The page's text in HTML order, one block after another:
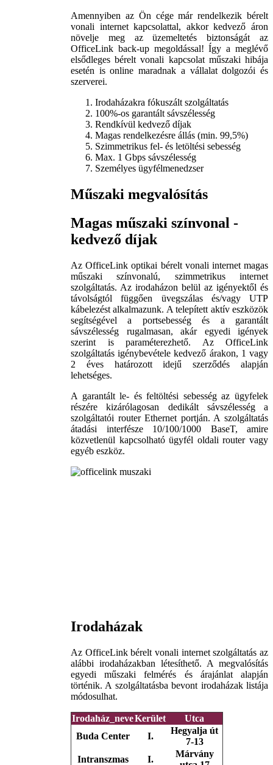
Amennyiben az Ön cége már rendelkezik bérelt
vonali internet kapcsolattal, akkor kedvező áron
növelje meg az üzemeltetés biztonságát az
OfficeLink back-up megoldással! Így a meglévő
elsődleges bérelt vonali kapcsolat műszaki hibája
esetén is online maradnak a vállalat dolgozói és
szerverei.
Irodaházakra fókuszált szolgáltatás
100%-os garantált sávszélesség
Rendkívül kedvező díjak
Magas rendelkezésre állás (min. 99,5%)
Szimmetrikus fel- és letöltési sebesség
Max. 1 Gbps sávszélesség
Személyes ügyfélmenedzser
Műszaki megvalósítás
Magas műszaki színvonal -
kedvező díjak
Az OfficeLink optikai bérelt vonali internet magas
műszaki színvonalú, szimmetrikus internet
szolgáltatás. Az irodaházon belül az igényektől és
távolságtól függően üvegszálas és/vagy UTP
kábelezést alkalmazunk. A telepített aktív eszközök
segítségével a portsebesség és a garantált
sávszélesség rugalmasan, akár egyedi igények
szerint is paraméterezhető. Az OfficeLink
szolgáltatás igénybevétele kedvező árakon, 1 vagy
2 éves határozott idejű szerződés alapján
lehetséges.
A garantált le- és feltöltési sebesség az ügyfelek
részére kizárólagosan dedikált sávszélesség a
szolgáltatói router Ethernet portján. A szolgáltatás
átadási interfésze 10/100/1000 BaseT, amire
közvetlenül kapcsolható ügyfél oldali router vagy
egyéb eszköz.
Irodaházak
Az OfficeLink bérelt vonali internet szolgáltatás az
alábbi irodaházakban létesíthető. A megvalósítás
egyedi műszaki felmérés és árajánlat alapján
történik. A szolgáltatásba bevont irodaházak listája
módosulhat.
Irodaház_neveKerület
Utca
Buda Center
I.
Hegyalja út
7-13
Intranszmas
I.
Márvány